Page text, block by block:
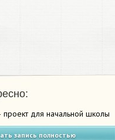
для начальной школы
запись полностью